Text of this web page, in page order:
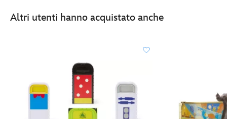
Altri utenti hanno acquistato anche